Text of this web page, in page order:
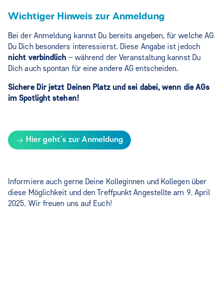
Wichtiger Hinweis zur Anmeldung
Bei der Anmeldung kannst Du bereits angeben, für welche AG
Du Dich besonders interessierst. Diese Angabe ist jedoch
nicht verbindlich – während der Veranstaltung kannst Du
Dich auch spontan für eine andere AG entscheiden.
Sichere Dir jetzt Deinen Platz und sei dabei, wenn die AGs
im Spotlight stehen!
Hier geht’s zur Anmeldung
Informiere auch gerne Deine Kolleginnen und Kollegen über
diese Möglichkeit und den Treffpunkt Angestellte am 9. April
2025. Wir freuen uns auf Euch!